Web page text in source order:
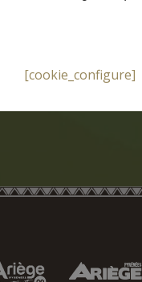
[cookie_configure]